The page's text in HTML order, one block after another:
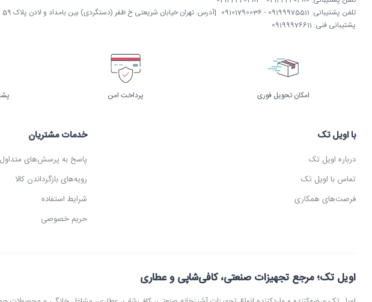
تلفن پشتیبانی: 09199975511 - 09101790036
پشتیبانی فنی: 09199976611
|آدرس: تهران خیابان شریعتی خ ظفر (دستگردی) بین بامداد و لادن پلاک 59 واحد 1
امکان تحویل فوری پرداخت امن
با اویل تک
درباره اویل تک
تماس با اویل تک
فرصت‌های همکاری
خدمات مشتریان
پاسخ به پرسش‌های متداول
رویه‌های بازگرداندن کالا
شرایط استفاده
حریم خصوصی
اویل تک؛ مرجع تجهیزات صنعتی، کافی‌شاپی و عطاری